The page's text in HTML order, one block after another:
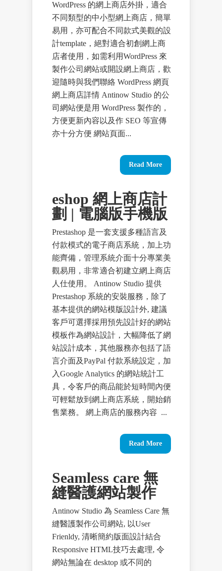
WordPress 的網上商店外掛，適合
不同類型的中小型網上商店，簡單
易用，亦可配合不同款式美觀的設
計template，絕對適合初創網上商
店者使用，如需利用WordPress 來
製作公司網站或開設網上商店，歡
迎隨時與我們聯絡 WordPress 網頁
網上商店詳情 Antinow Studio 的公
司網站便是用 WordPress 製作的，
方便更新內容以及作 SEO 等宣傳
亦十分方便 網站頁面...
Read More
eshop 網上商店計
劃 | 電腦版手機版
Prestashop 是一套支援多種語言及
付款模式的電子商店系統，加上功
能齊備，管理系統介面十分專業美
觀易用，非常適合初建立網上商店
人仕使用。 Antinow Studio 提供
Prestashop 系統的安裝服務，除了
基本提供的網站模版設計外, 建議
客戶可選擇採用預先設計好的網站
模板作為網站設計，大幅降低了網
站設計成本，其他服務亦包括了語
言介面及PayPal 付款系統設定，加
入Google Analytics 的網站統計工
具，令客戶的商品能於短時間內便
可輕鬆放到網上商店系統，開始銷
售業務。 網上商店的服務內容 ...
Read More
Seamless care 無
縫醫護網站製作
Antinow Studio 為 Seamless Care 無
縫醫護製作公司網站, 以User
Frienldy, 清晰簡約版面設計結合
Responsive HTML技巧去處理, 令
網站無論在 desktop 或不同的